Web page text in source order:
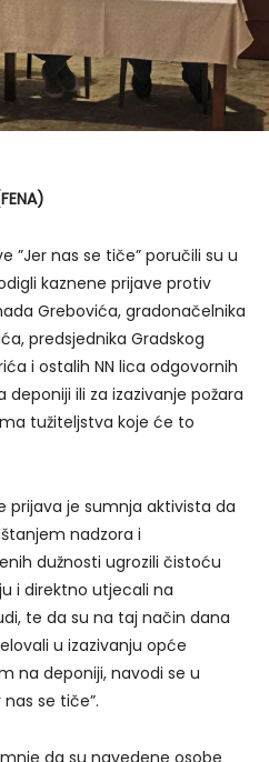
”Jer nas se tiče” poručili su u
kaznene prijave protiv
Grebovića, gradonačelnika
predsjednika Gradskog
i ostalih NN lica odgovornih
deponiji ili za izazivanje požara
tužiteljstva koje će to
prijava je sumnja aktivista da
nadzora i
dužnosti ugrozili čistoću
i direktno utjecali na
te da su na taj način dana
u izazivanju opće
na deponiji, navodi se u
se tiče”.